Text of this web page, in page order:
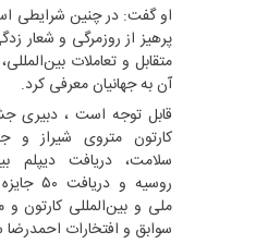
او گفت: در چنین شرایطی
پرهیز از روزمرگی و شعار
متقابل و تعاملات
آن به جهانیان معرفی کرد.
قابل توجه است ، دبیری
کارتون متروی شیراز و
سلامت، دریافت دیپلم
روسیه و
ملی و بین‌المللی کارتون و
سوابق و افتخارات